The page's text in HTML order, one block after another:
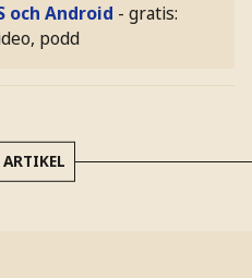
och Android - gratis:
podd